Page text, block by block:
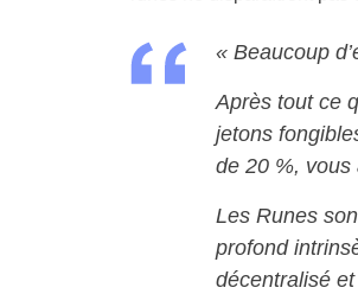
« Beaucoup
Après tout ce
jetons
de 20 %, vous
Les Runes
profond
décentralisé